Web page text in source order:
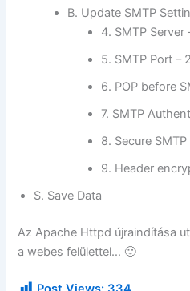
B. Update SMTP
4. SMTP Server
5. SMTP Port –
6. POP before
7. SMTP
8. Secure
9. Header
S. Save Data
Az Apache Httpd újraindítása
a webes felülettel… 🙂